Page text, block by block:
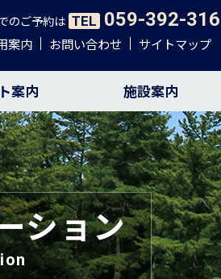
のご予約は TEL 059-392-
案内 お問い合わせ サイトマップ
案内 施設案内
ション